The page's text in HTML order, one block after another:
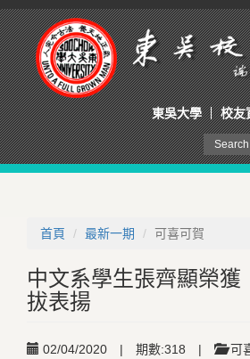
東吳大學 校友
首頁
最新一期 可喜可賀
中文系學生張齊顯榮獲
拔表揚
02/04/2020 | 期數:318 | 可